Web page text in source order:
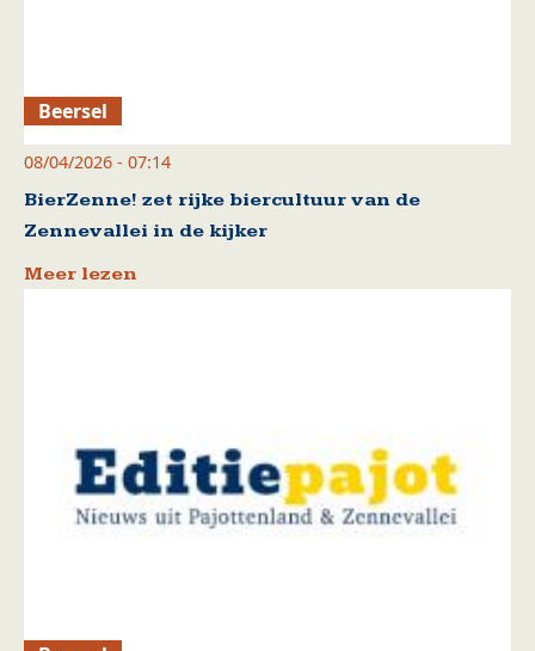
Beersel
08/04/2026 - 07:14
BierZenne! zet rijke biercultuur van de
Zennevallei in de kijker
Meer lezen